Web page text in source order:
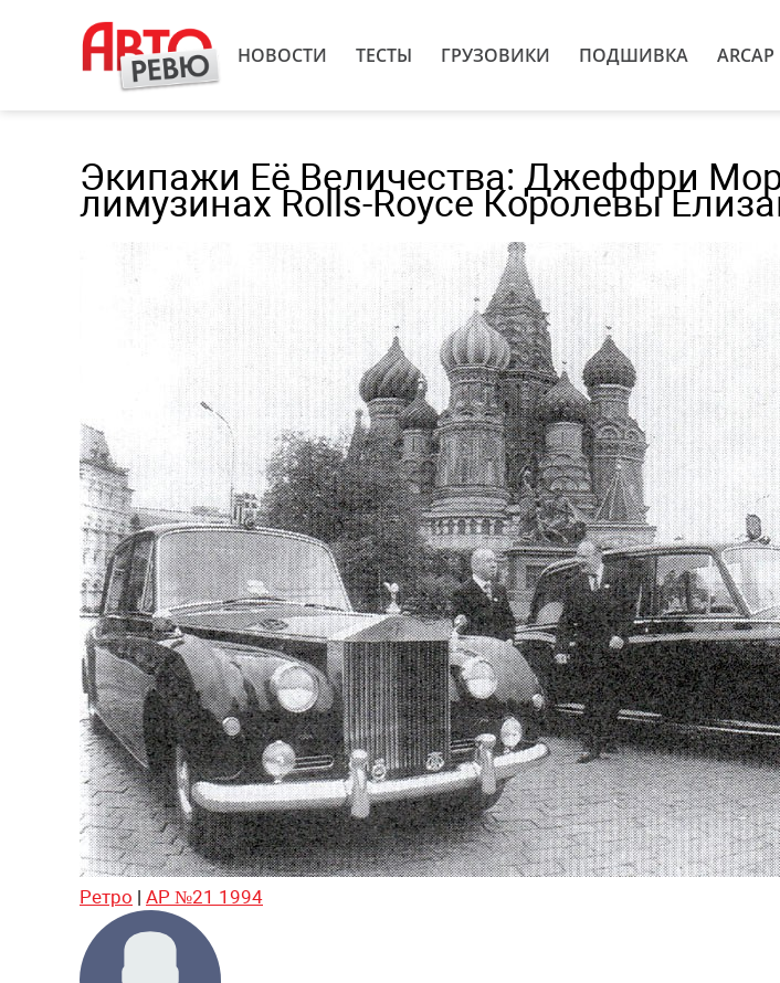
НОВОСТИ ТЕСТЫ ГРУЗОВИКИ ПОДШИВКА ARCAP
Экипажи Её Величества: Джеффри
лимузинах Rolls-Royce Королевы
Ретро | АР №21 1994